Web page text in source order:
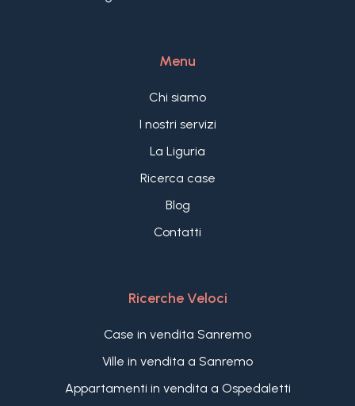
Menu
Chi siamo
I nostri servizi
La Liguria
Ricerca case
Blog
Contatti
Ricerche Veloci
Case in vendita Sanremo
Ville in vendita a Sanremo
Appartamenti in vendita a Ospedaletti